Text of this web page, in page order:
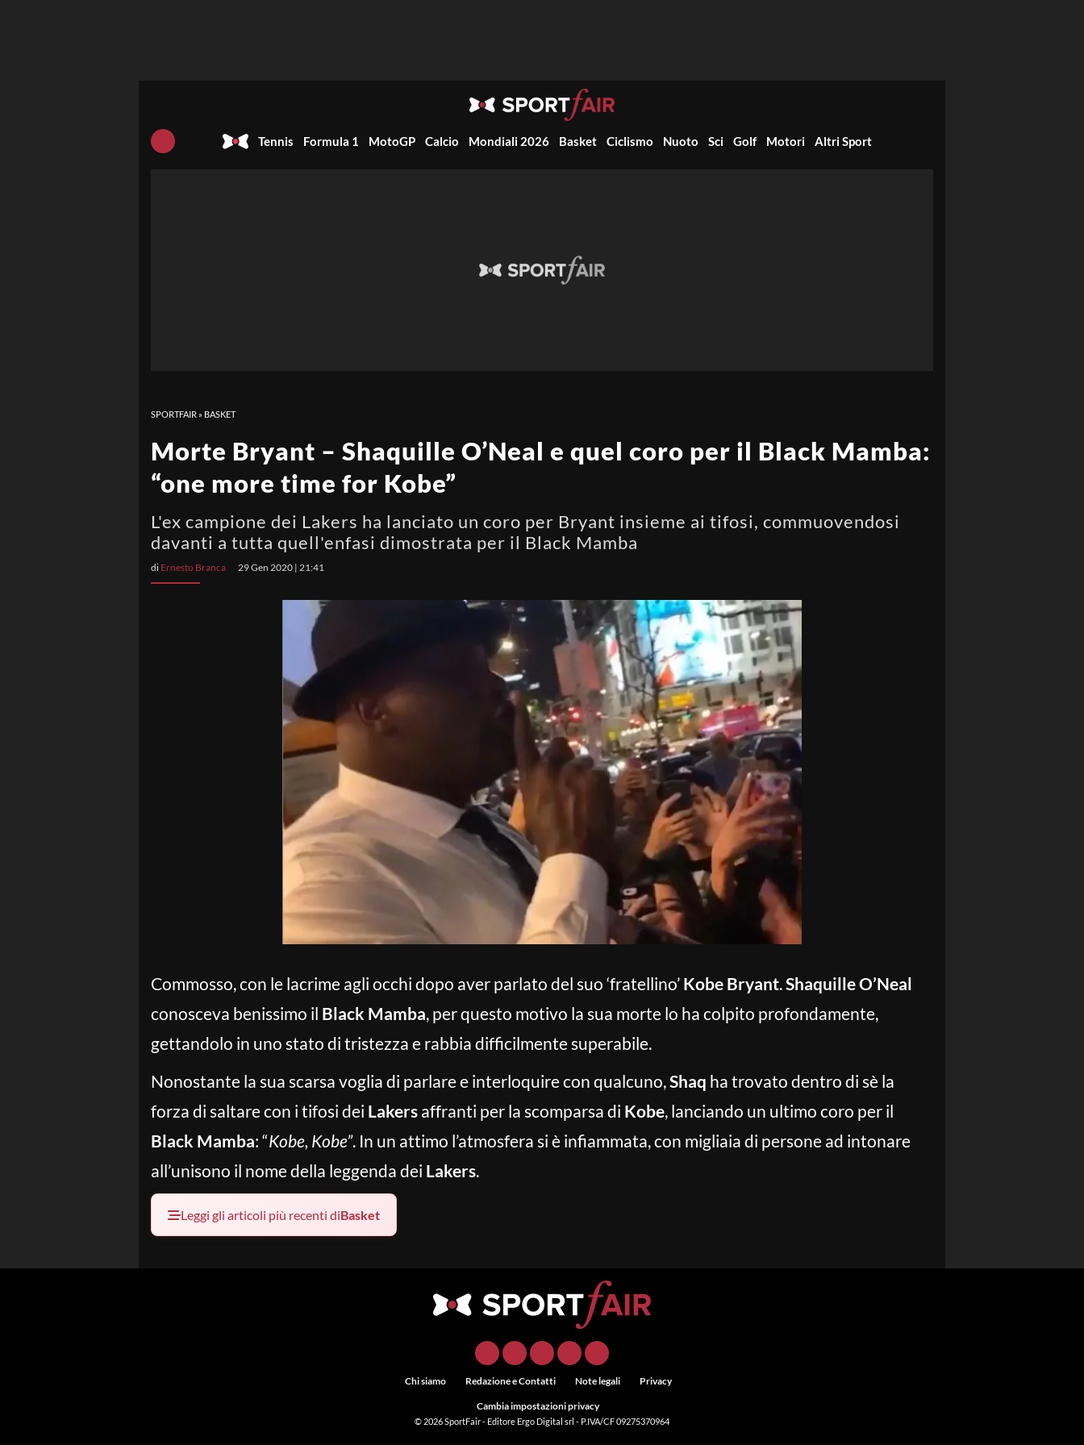
Tennis Formula 1 MotoGP Calcio Mondiali 2026 Basket Ciclismo Nuoto Sci Golf Motori Altri Sport
SPORTFAIR » BASKET
Morte Bryant – Shaquille O’Neal e quel coro per il Black Mamba:
“one more time for Kobe”
L'ex campione dei Lakers ha lanciato un coro per Bryant insieme ai tifosi, commuovendosi
davanti a tutta quell'enfasi dimostrata per il Black Mamba
di Ernesto Branca 29 Gen 2020 | 21:41
Commosso, con le lacrime agli occhi dopo aver parlato del suo ‘fratellino’ Kobe Bryant.Shaquille O’Neal
conosceva benissimo il Black Mamba, per questo motivo la sua morte lo ha colpito profondamente,
gettandolo in uno stato di tristezza e rabbia difficilmente superabile.
Nonostante la sua scarsa voglia di parlare e interloquire con qualcuno,Shaq ha trovato dentro di sè la
forza di saltare con i tifosi dei Lakers affranti per la scomparsa di Kobe, lanciando un ultimo coro per il
Black Mamba: “Kobe, Kobe”. In un attimo l’atmosfera si è infiammata, con migliaia di persone ad intonare
all’unisono il nome della leggenda dei Lakers.
Leggi gli articoli più recenti diBasket
Chi siamo Redazione e Contatti Note legali Privacy
Cambia impostazioni privacy
© 2026SportFair- Editore Ergo Digital srl - P.IVA/CF 09275370964